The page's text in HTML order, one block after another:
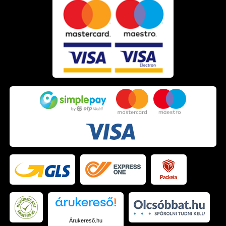
borotvák segítségével a kontúrok élesre
orr- és fülszőrzet nyírókkalpedig a teljes
megjelenés rendezetté tehető. Abarber festési termékek
segítségével az ősz szálak is diszkréten elfedhetők, ha
Fedezd fel a teljesbarber shop termékekkínálatát, és
alakítsd ki azt a szakállápolási rutint, amely valóban
megfelel az igényeidnek!
Árukereső.hu